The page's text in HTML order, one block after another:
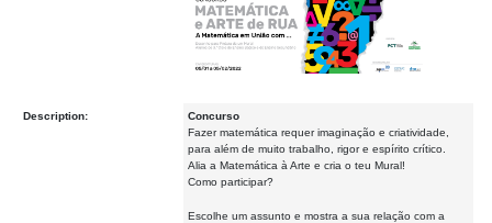
Description:
Concurso
Fazer matemática requer imaginação e criatividade,
para além de muito trabalho, rigor e espírito crítico.
Alia a Matemática à Arte e cria o teu Mural!
Como participar?
Escolhe um assunto e mostra a sua relação com a